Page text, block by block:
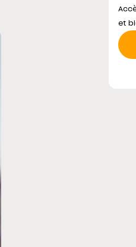
et vise un retour en
et